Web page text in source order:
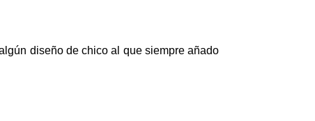
diseño de chico al que siempre añado